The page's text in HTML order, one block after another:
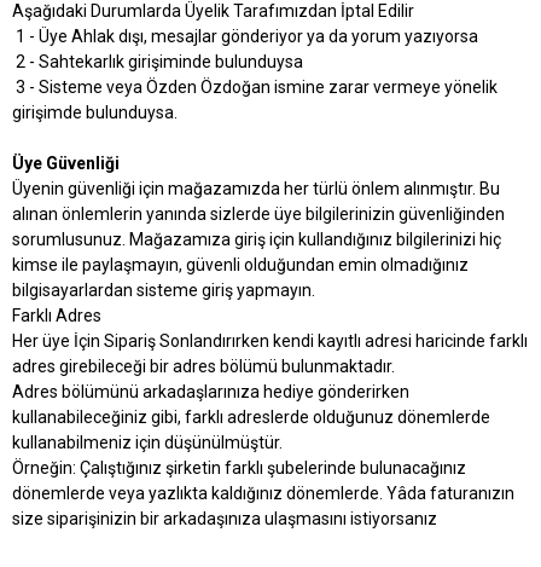
Aşağıdaki Durumlarda Üyelik Tarafımızdan İptal Edilir
1 - Üye Ahlak dışı, mesajlar gönderiyor ya da yorum yazıyorsa
2 - Sahtekarlık girişiminde bulunduysa
3 - Sisteme veya Özden Özdoğan ismine zarar vermeye yönelik
girişimde bulunduysa.
Üye Güvenliği
Üyenin güvenliği için mağazamızda her türlü önlem alınmıştır. Bu
alınan önlemlerin yanında sizlerde üye bilgilerinizin güvenliğinden
sorumlusunuz. Mağazamıza giriş için kullandığınız bilgilerinizi hiç
kimse ile paylaşmayın, güvenli olduğundan emin olmadığınız
bilgisayarlardan sisteme giriş yapmayın.
Farklı Adres
Her üye İçin Sipariş Sonlandırırken kendi kayıtlı adresi haricinde farklı
adres girebileceği bir adres bölümü bulunmaktadır.
Adres bölümünü arkadaşlarınıza hediye gönderirken
kullanabileceğiniz gibi, farklı adreslerde olduğunuz dönemlerde
kullanabilmeniz için düşünülmüştür.
Örneğin: Çalıştığınız şirketin farklı şubelerinde bulunacağınız
dönemlerde veya yazlıkta kaldığınız dönemlerde. Yâda faturanızın
size siparişinizin bir arkadaşınıza ulaşmasını istiyorsanız